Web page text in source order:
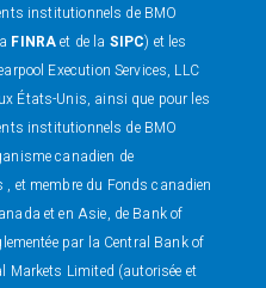
institutionnels de BMO
FINRAet de la SIPC) et les
Execution Services, LLC
États-Unis, ainsi que pour les
institutionnels de BMO
canadien de
et membre du Fonds canadien
et en Asie, de Bank of
par la Central Bank of
Markets Limited (autorisée et